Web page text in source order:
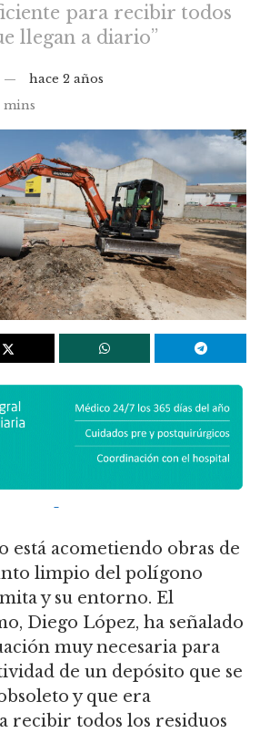
para recibir todos
llegan a diario”
hace 2 años
mins
está acometiendo obras de
limpio del polígono
y su entorno. El
Diego López, ha señalado
muy necesaria para
de un depósito que se
y que era
recibir todos los residuos